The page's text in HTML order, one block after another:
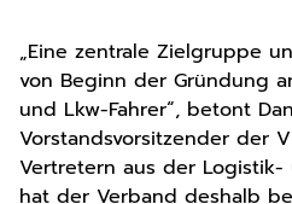
„Eine zentrale Zielgruppe
von Beginn der Gründung
und Lkw-Fahrer“, betont
Vorstandsvorsitzender der
Vertretern aus der Logistik-
hat der Verband deshalb